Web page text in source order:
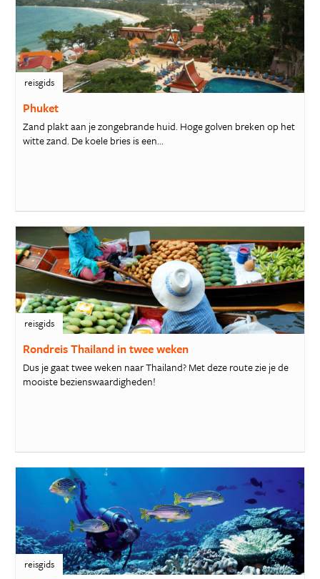
reisgids
Phuket
Zand plakt aan je zongebrande huid. Hoge golven breken op het
witte zand. De koele bries is een...
reisgids
Rondreis Thailand in twee weken
Dus je gaat twee weken naar Thailand? Met deze route zie je de
mooiste bezienswaardigheden!
reisgids